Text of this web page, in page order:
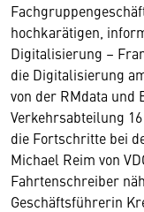
hochkarätigen,
Digitalisierung –
die Digitalisierung
von der RMdata und
Verkehrsabteilung
die Fortschritte bei
Michael Reim von
Fahrtenschreiber
Geschäftsführerin